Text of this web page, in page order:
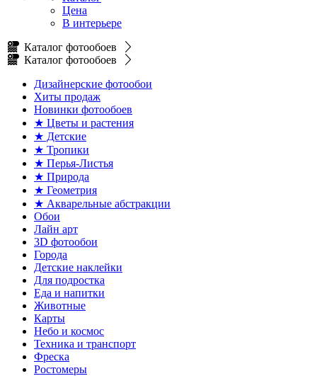
Цена
В интерьере
Каталог фотообоев
Каталог фотообоев
Дизайнерские фотообои
Хиты продаж
Новинки фотообоев
★ Цветы и растения
★ Детские
★ Тропики
★ Перья-Листья
★ Природа
★ Геометрия
★ Акварельные абстракции
Обои
Лайн арт
3D фотообои
Города
Детские наклейки
Для подростка
Еда и напитки
Животные
Карты
Небо и космос
Техника и транспорт
Фреска
Ростомеры